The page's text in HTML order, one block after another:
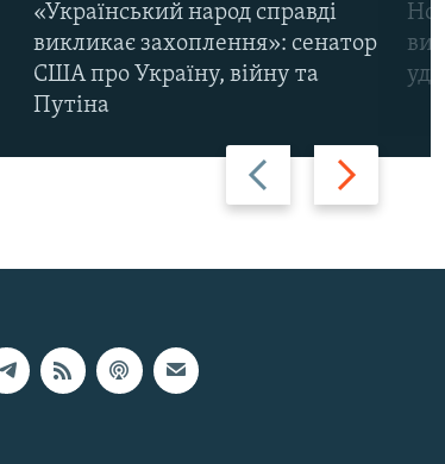
Назад Вперед
«Український народ справді
викликає захоплення»: сенатор
США про Україну, війну та
Путіна